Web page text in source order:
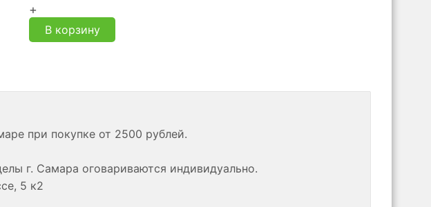
+
В корзину
при покупке от 2500 рублей.
г. Самара оговариваются индивидуально.
5 к2